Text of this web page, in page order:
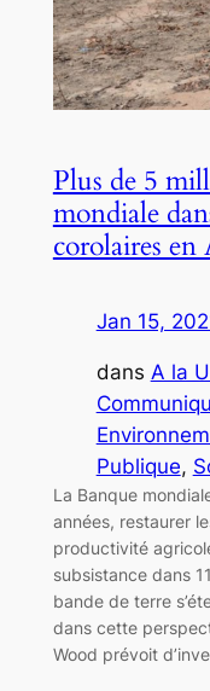
Plus de 5
mondiale
corolaires
Jan 15,
dans A la
Publique,
La Banque
années, restaurer
productivité
subsistance dans
bande de terre
dans cette
Wood prévoit